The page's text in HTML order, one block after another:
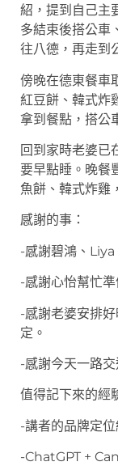
紹，提到自己主
多結束後搭公車
往八德，再走到
傍晚在德東餐車
紅豆餅、韓式炸
拿到餐點，搭公
回到家時老婆已
要早點睡。晚餐
魚餅、韓式炸雞
感謝的事：
-感謝碧鴻、Liya
-感謝心怡幫忙準
-感謝老婆安排
定。
-感謝今天一路
值得記下來的經
-講者的品牌定
-ChatGPT +